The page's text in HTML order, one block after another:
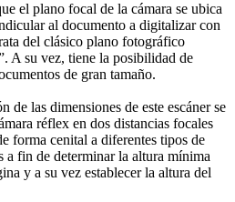
el plano focal de la cámara se ubica
al documento a digitalizar con
del clásico plano fotográfico
A su vez, tiene la posibilidad de
de gran tamaño.
de las dimensiones de este escáner se
réflex en dos distancias focales
forma cenital a diferentes tipos de
a fin de determinar la altura mínima
y a su vez establecer la altura del